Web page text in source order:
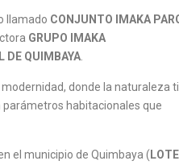
llamado CONJUNTO
IMAKA
GRUPO IMAKA
DE QUIMBAYA
donde la naturaleza
parámetros habitacionales que
el municipio de Quimbaya (